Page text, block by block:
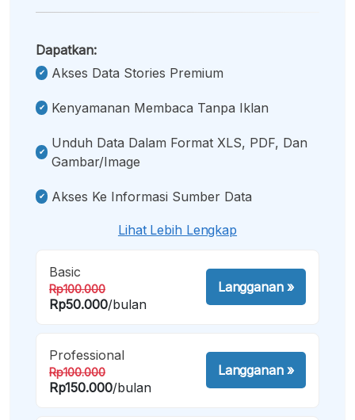
Dapatkan:
Akses Data Stories Premium
Kenyamanan Membaca Tanpa Iklan
Unduh Data Dalam Format XLS, PDF, Dan
Gambar/image
Akses Ke Informasi Sumber Data
Lihat Lebih Lengkap
Basic
Rp100.000
Rp50.000/bulan
Langganan»
Professional
Rp100.000
Rp150.000/bulan
Langganan»